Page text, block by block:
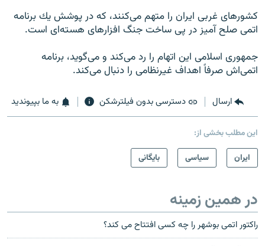
كشورهاى غربى ايران را متهم مى‌كنند، كه در پوشش يك برنامه
اتمى صلح آميز در پى ساخت جنگ افزارهاى هسته‌اى است.
جمهورى اسلامى اين اتهام را رد مى‌كند و مى‌گويد، برنامه
اتمى‌اش صرفاً اهداف غيرنظامى را دنبال مى‌كند.
ارسال دسترسی بدون فیلترشکن به ما بپیوندید
این مطلب بخشی از:
ايران
سیاسی بایگانی
در همین زمینه
راکتور اتمی بوشهر را چه کسی افتتاح می‌ کند؟